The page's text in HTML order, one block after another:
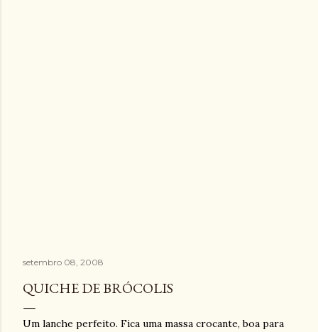
setembro 08, 2008
QUICHE DE BRÓCOLIS
Um lanche perfeito. Fica uma massa crocante, boa para